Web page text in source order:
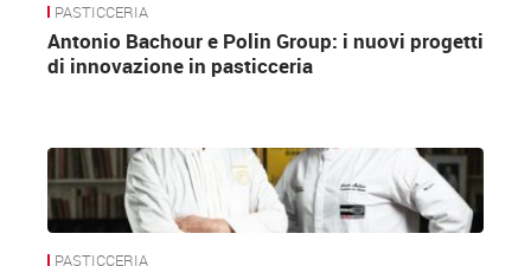
PASTICCERIA
Antonio Bachour e Polin Group: i nuovi progetti
di innovazione in pasticceria
PASTICCERIA